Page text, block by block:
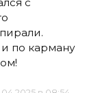
по карману